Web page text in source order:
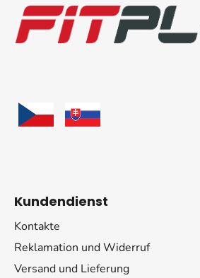
Kundendienst
Kontakte
Reklamation und Widerruf
Versand und Lieferung